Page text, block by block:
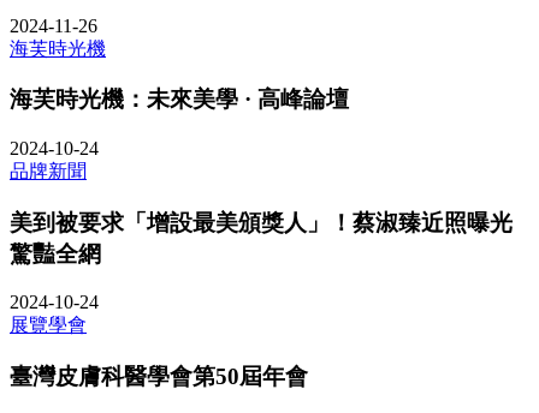
2024-11-26
海芙時光機
海芙時光機：未來美學 · 高峰論壇
2024-10-24
品牌新聞
美到被要求「增設最美頒獎人」！蔡淑臻近照曝光
驚豔全網
2024-10-24
展覽學會
臺灣皮膚科醫學會第50屆年會